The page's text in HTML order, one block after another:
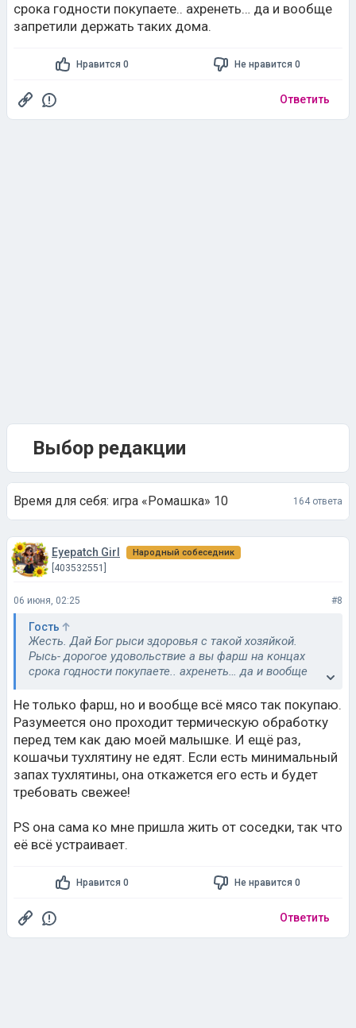
срока годности покупаете.. ахренеть… да и вообще
запретили держать таких дома.
Нравится 0 Не нравится 0
Ответить
Выбор редакции
Время для себя: игра «Ромашка» 10 164 ответа
Eyepatch Girl Народный собеседник
[403532551]
06 июня, 02:25 #8
Гость
Жесть. Дай Бог рыси здоровья с такой хозяйкой.
Рысь- дорогое удовольствие а вы фарш на концах
срока годности покупаете.. ахренеть… да и вообще
Не только фарш, но и вообще всё мясо так покупаю.
Разумеется оно проходит термическую обработку
перед тем как даю моей малышке. И ещё раз,
кошачьи тухлятину не едят. Если есть минимальный
запах тухлятины, она откажется его есть и будет
требовать свежее!
PS она сама ко мне пришла жить от соседки, так что
её всё устраивает.
Нравится 0 Не нравится 0
Ответить